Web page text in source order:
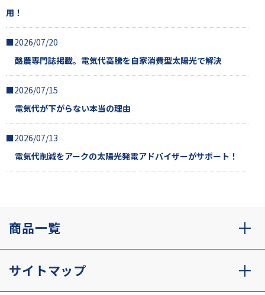
用！
■2026/07/20
酪農専門誌掲載。電気代高騰を自家消費型太陽光で解決
■2026/07/15
電気代が下がらない本当の理由
■2026/07/13
電気代削減をアークの太陽光発電アドバイザーがサポート！
商品一覧
サイトマップ